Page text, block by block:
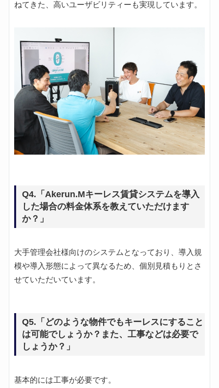
ねてきた、高いユーザビリティーも実現しています。
Q4.「Akerun.Mキーレス賃貸システムを導入
した場合の料金体系を教えていただけます
か？」
大手管理会社様向けのシステムとなっており、導入規
模や導入形態によって異なるため、個別見積もりとさ
せていただいています。
Q5.「どのような物件でもキーレスにすること
は可能でしょうか？また、工事などは必要で
しょうか？」
基本的には工事が必要です。